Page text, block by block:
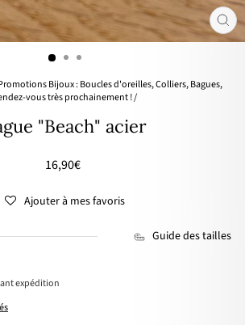
Bijoux : Boucles d'oreilles, Colliers, Bagues,
vous très prochainement !/
"Beach" acier
Prix
16,90€
Ajouter à mes favoris
Guide des tailles
expédition